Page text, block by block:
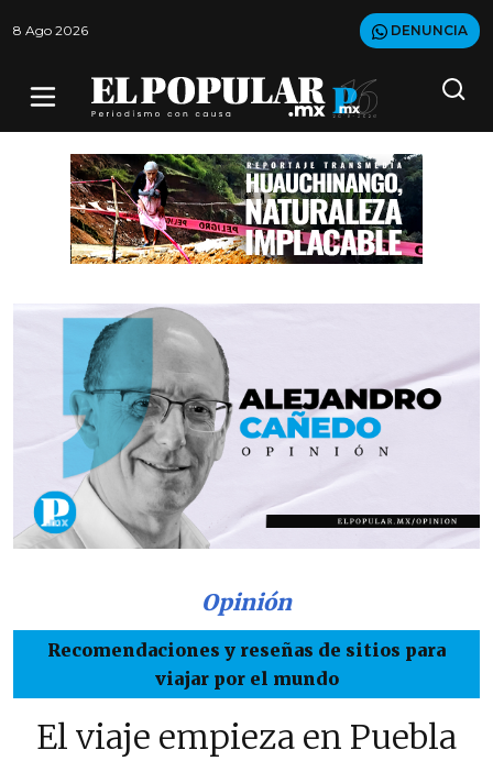
8 Ago 2026 DENUNCIA
Opinión
Recomendaciones y reseñas de sitios para
viajar por el mundo
El viaje empieza en Puebla